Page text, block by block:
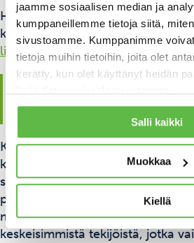
jaamme sosiaalisen median ja
kumppaneillemme tietoja siitä,
sivustoamme. Kumppanimme
tietoja muihin tietoihin, joita olet
kerätty, kun olet käyttänyt heidän
Salli kaikki
Muokkaa
Kiellä
Haluatko tietää lisää siitä, miten
käytännössä etenee?
Tutustu
lisää palvelusivultamme.
Sujuva yhteistyö
tuloksissa ja
Kun vuorovaikutus toimii, sen
kauas yksittäisiä tilanteita
saavuttavat tavoitteensa
päätöksenteko nopeutuu ja
mielekkäämmäksi. Hyvä
keskeisimmistä tekijöistä, jotka